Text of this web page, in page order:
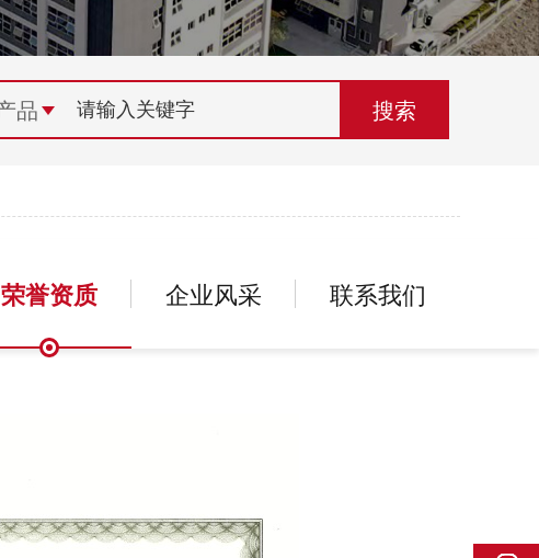
荣誉资质
组织机构
联系欣灵
荣誉资质 企业风采 联系我们